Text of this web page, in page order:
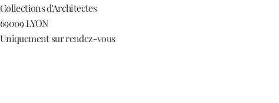
Collections d'Architectes
69009 LYON
Uniquement sur rendez-vous